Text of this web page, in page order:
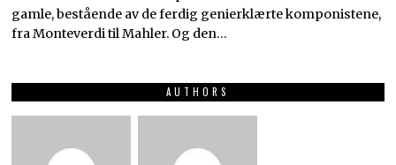
gamle, bestående av de ferdig genierklærte komponistene,
fra Monteverdi til Mahler. Og den…
AUTHORS